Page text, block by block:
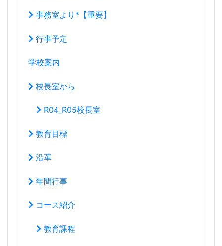
事務室より*【重要】
行事予定
学校案内
校長室から
R04_R05校長室
教育目標
沿革
年間行事
コース紹介
教育課程